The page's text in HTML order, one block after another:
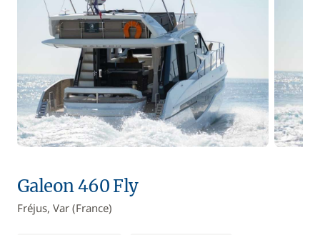
Galeon 460 Fly
Fréjus, Var (France)